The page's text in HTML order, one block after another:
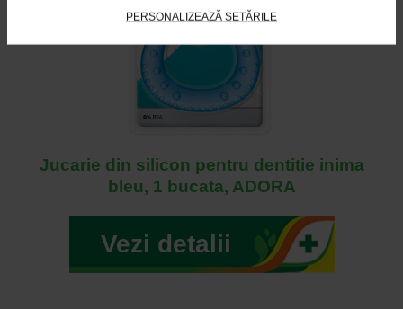
PERSONALIZEAZĂ SETĂRILE
Jucarie din silicon pentru dentitie inima
bleu, 1 bucata, ADORA
Vezi detalii